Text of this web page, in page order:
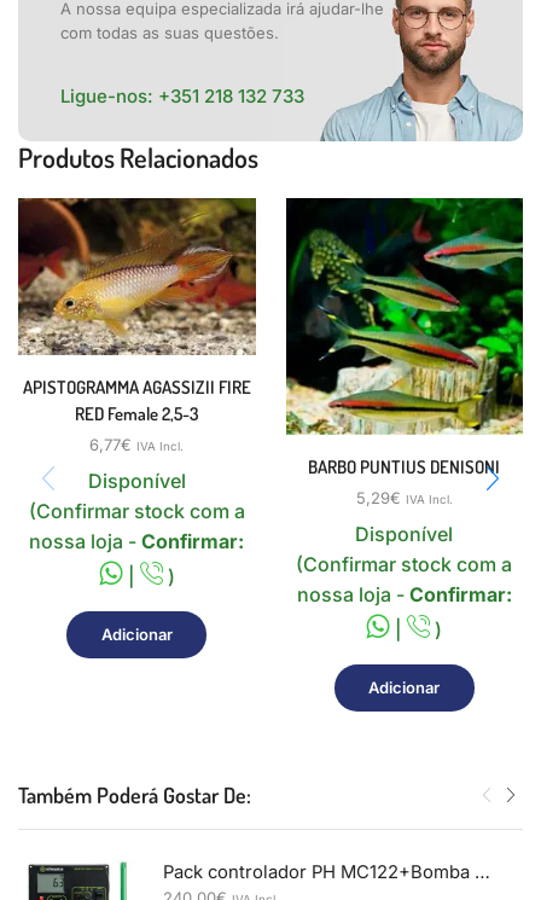
A nossa equipa especializada irá ajudar-lhe
com todas as suas questões.
Ligue-nos: +351 218 132 733
Produtos Relacionados
APISTOGRAMMA AGASSIZII FIRE
RED Female 2,5-3
6,77€ IVA Incl.
Disponível
(Confirmar stock com a
nossa loja -Confirmar:
|
)
Adicionar
BARBO PUNTIUS DENISONI
5,29€ IVA Incl.
Disponível
(Confirmar stock com a
nossa loja - Confirmar:
|
)
Adicionar
Também Poderá Gostar De:
Pack controlador PH MC122+Bomba dosificadora MP810